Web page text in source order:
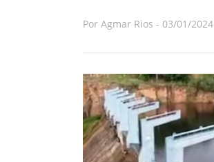
Por Agmar Rios - 03/01/2024